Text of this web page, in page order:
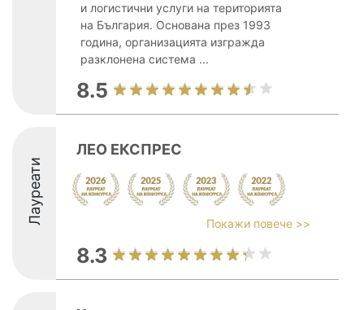
и логистични услуги на територията
на България. Основана през 1993
година, организацията изгражда
разклонена система ...
8.5
Лауреати
ЛЕО ЕКСПРЕС
Покажи повече >>
8.3